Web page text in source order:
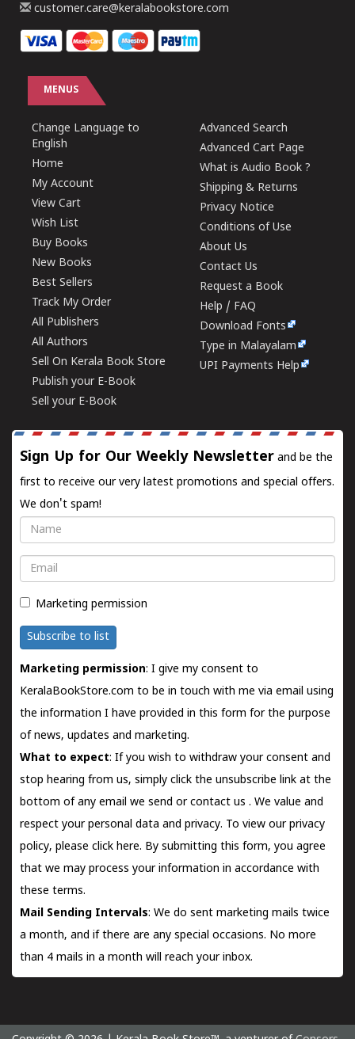
customer.care@keralabookstore.com
MENUS
Change Language to
English
Home
My Account
View Cart
Wish List
Buy Books
New Books
Best Sellers
Track My Order
All Publishers
All Authors
Sell On Kerala Book Store
Publish your E-Book
Sell your E-Book
Advanced Search
Advanced Cart Page
What is Audio Book ?
Shipping & Returns
Privacy Notice
Conditions of Use
About Us
Contact Us
Request a Book
Help / FAQ
Download Fonts
Type in Malayalam
UPI Payments Help
Sign Up for Our Weekly Newsletter and be the
first to receive our very latest promotions and special offers.
We don't spam!
Name
Email
Marketing permission
Subscribe to list
Marketing permission: I give my consent to
KeralaBookStore.com to be in touch with me via email using
the information I have provided in this form for the purpose
of news, updates and marketing.
What to expect: If you wish to withdraw your consent and
stop hearing from us, simply click the unsubscribe link at the
bottom of any email we send orcontact us . We value and
respect your personal data and privacy. To view our privacy
policy, please click here. By submitting this form, you agree
that we may process your information in accordance with
these terms.
Mail Sending Intervals: We do sent marketing mails twice
a month, and if there are any special occasions. No more
than 4 mails in a month will reach your inbox.